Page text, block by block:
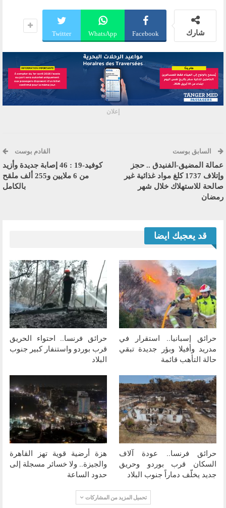
شارك Facebook
WhatsApp
Twitter
إعلان
السابق بوست
عمالة المضيق-الفنيدق .. حجز
وإتلاف 1737 كلغ مواد غذائية غير
صالحة للاستهلاك خلال شهر
رمضان
القادم بوست
كوفيد-19 : 46 إصابة جديدة وأزيد
من 6 ملايين و255 ألف ملقح
بالكامل
قد يعجبك ايضا
حرائق إسبانيا.. استقرار في
مدريد وأفيلا وبؤر جديدة تبقي
حالة التأهب قائمة
حرائق فرنسا.. احتواء الحريق
قرب بوردو واستنفار كبير جنوب
البلاد
حرائق فرنسا.. عودة آلاف
السكان قرب بوردو وحريق
جديد يخلّف دماراً جنوب البلاد
هزة أرضية قوية تهز القاهرة
والجيزة.. ولا خسائر مسجلة إلى
حدود الساعة
تحميل المزيد من المشاركات